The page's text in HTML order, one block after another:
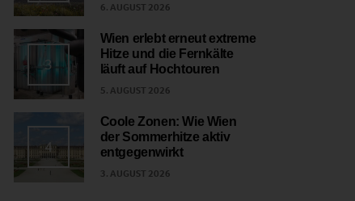
6. AUGUST 2026
3
Wien erlebt erneut extreme
Hitze und die Fernkälte
läuft auf Hochtouren
5. AUGUST 2026
4
Coole Zonen: Wie Wien
der Sommerhitze aktiv
entgegenwirkt
3. AUGUST 2026